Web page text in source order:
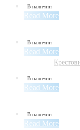
В наличии
Read More
В наличии
Read More
В наличии
Read More
В наличии
Read More